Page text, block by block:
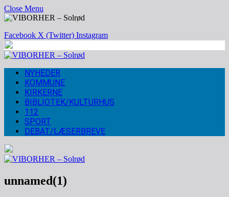
Close Menu
Facebook X (Twitter) Instagram
NYHEDER
KOMMUNE
KIRKERNE
BIBLIOTEK/KULTURHUS
112
SPORT
DEBAT/LÆSERBREVE
unnamed(1)